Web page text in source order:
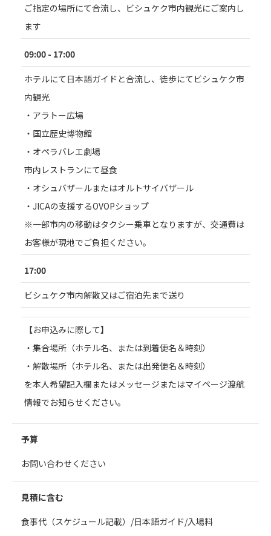
ご指定の場所にて合流し、ビシュケク市内観光にご案内し
ます
09:00 - 17:00
ホテルにて日本語ガイドと合流し、徒歩にてビシュケク市
内観光
・アラトー広場
・国立歴史博物館
・オペラバレエ劇場
市内レストランにて昼食
・オシュバザールまたはオルトサイバザール
・JICAの支援するOVOPショップ
※一部市内の移動はタクシー乗車となりますが、交通費は
お客様が現地でご負担ください。
17:00
ビシュケク市内解散又はご宿泊先まで送り
【お申込みに際して】
・集合場所（ホテル名、または到着便名＆時刻）
・解散場所（ホテル名、または出発便名＆時刻）
を本人希望記入欄またはメッセージまたはマイページ渡航
情報でお知らせください。
予算
お問い合わせください
見積に含む
食事代（スケジュール記載）/日本語ガイド/入場料